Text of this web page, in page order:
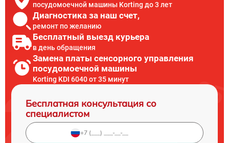
посудомоечной машины Korting до 3 лет
Диагностика за наш счет,
ремонт по желанию
Бесплатный выезд курьера
в день обращения
Замена платы сенсорного управления
посудомоечной машины
Korting KDI 6040 от 35 минут
Бесплатная консультация со
специалистом